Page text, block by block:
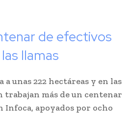
de efectivos
llamas
unas 222 hectáreas y en las
trabajan más de un centenar
Infoca, apoyados por ocho